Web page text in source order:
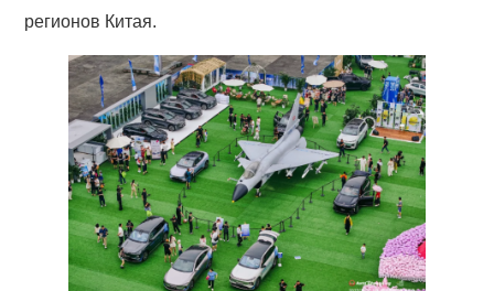
регионов Китая.